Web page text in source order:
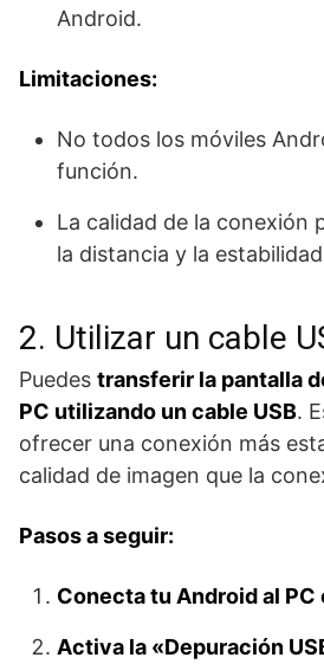
Android.
Limitaciones:
No todos los móviles
función.
La calidad de la conexión
la distancia y la
2. Utilizar un cable
Puedes transferir la pantalla
PC utilizando un cable USB.
ofrecer una conexión más
calidad de imagen que la
Pasos a seguir:
Conecta tu Android al PC
Activa la «Depuración